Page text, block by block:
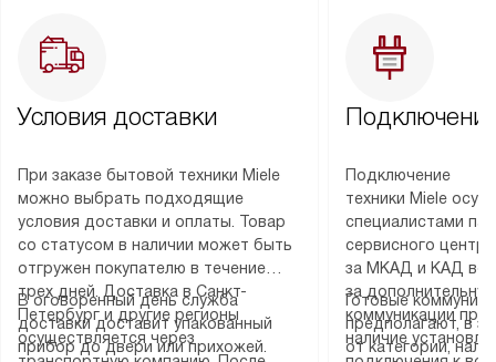
Условия доставки
При заказе бытовой техники Miele
можно выбрать подходящие
условия доставки и оплаты. Товар
со статусом в наличии может быть
отгружен покупателю в течение
трех дней. Доставка в Санкт-
Петербург и другие регионы
осуществляется через
В оговоренный день служба
доставки доставит упакованный
прибор до двери или прихожей.
Подключение
техники Miele
специалистами
сервисного
за МКАД и КАД
за
коммуникации
наличие
Готовые
предполагают, в
от категории,